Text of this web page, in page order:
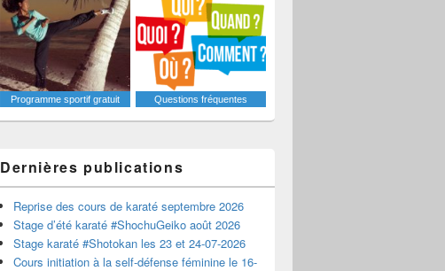
Programme sportif gratuit Questions fréquentes
Dernières publications
Reprise des cours de karaté septembre 2026
Stage d’été karaté #ShochuGeiko août 2026
Stage karaté #Shotokan les 23 et 24-07-2026
Cours initiation à la self-défense féminine le 16-